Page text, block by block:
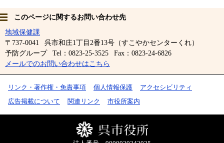
このページに関するお問い合わせ先
地域保健課
〒737-0041
呉市和庄1丁目2番13号（すこやかセンターくれ）
予防グループ
Tel：0823-25-3525
Fax：0823-24-6826
メールでのお問い合わせはこちら
リンク・著作権・免責事項 個人情報保護
アクセシビリティ
広告掲載について
関連リンク 市役所案内